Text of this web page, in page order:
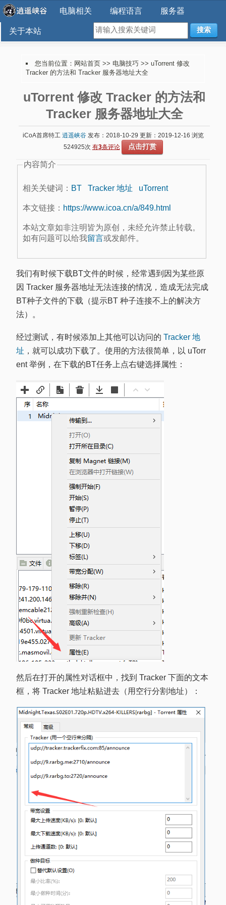
电脑相关 编程语言 服务器
关于本站 搜索
您当前位置： 网站首页 >> 电脑技巧 >> uTorrent 修改
Tracker 的方法和 Tracker 服务器地址大全
uTorrent 修改 Tracker 的方法和
Tracker 服务器地址大全
iCoA首席特工 逍遥峡谷发布：2018-10-29 更新：2019-12-16 浏览
524925次 有3条评论 点击打赏
内容简介
相关关键词： BT Tracker 地址 uTorrent
本文链接： https://www.icoa.cn/a/849.html
本站文章如非注明皆为原创，未经允许禁止转载。
如有问题可以给我留言或发邮件。
我们有时候下载BT文件的时候，经常遇到因为某些原
因 Tracker 服务器地址无法连接的情况，造成无法完成
BT种子文件的下载（提示BT 种子连接不上的解决方
法）。
经过测试，有时候添加上其他可以访问的 Tracker 地
址 ，就可以成功下载了。使用的方法很简单，以 uTorr
ent 举例，在下载的BT任务上点右键选择属性：
然后在打开的属性对话框中，找到 Tracker 下面的文本
框，将 Tracker 地址粘贴进去（用空行分割地址）：